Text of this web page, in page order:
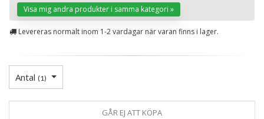
Visa mig andra produkter i samma kategori »
Levereras normalt inom 1-2 vardagar när varan finns i lager.
Antal (1)
GÅR EJ ATT KÖPA